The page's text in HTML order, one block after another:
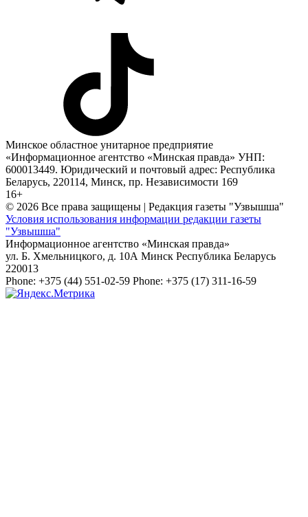
Минское областное унитарное предприятие
«Информационное агентство «Минская правда» УНП:
600013449. Юридический и почтовый адрес: Республика
Беларусь, 220114, Минск, пр. Независимости 169
16+
© 2026 Все права защищены | Редакция газеты "Узвышша"
Условия использования информации редакции газеты
"Узвышша"
Информационное агентство «Минская правда»
ул. Б. Хмельницкого, д. 10А Минск Республика Беларусь
220013
Phone: +375 (44) 551-02-59 Phone: +375 (17) 311-16-59